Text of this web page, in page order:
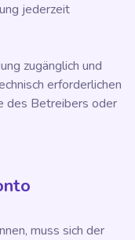
jederzeit
zugänglich und
erforderlichen
des Betreibers oder
muss sich der